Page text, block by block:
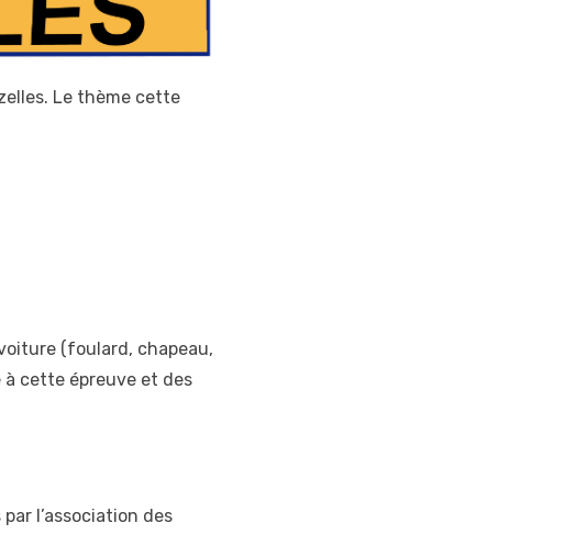
Le thème cette
(foulard, chapeau,
cette épreuve et des
l’association des